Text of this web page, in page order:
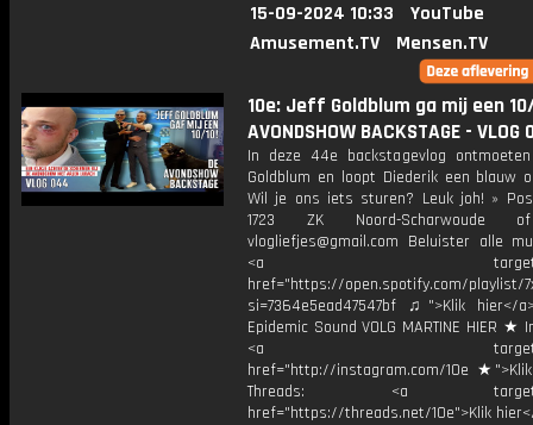
15-09-2024 10:33
YouTube
Amusement.TV
Mensen.TV
10e: Jeff Goldblum ga mij een 10/
AVONDSHOW BACKSTAGE -
In deze 44e backstagevlog
Goldblum en loopt Diederik een blauw
Wil je ons iets sturen? Leuk joh! »
1723 ZK Noord-Scharwoude
vlogliefjes@gmail.com Beluister alle
<a
href="https://open.spotify.com/playlist/
si=7364e5ead47547bf ♫">Klik hier</
Epidemic Sound VOLG MARTINE HIER ★
<a
href="http://instagram.com/10e
Threads: <a
href="https://threads.net/10e">Klik